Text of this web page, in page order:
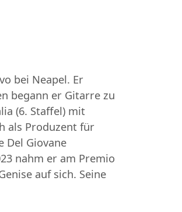
bei Neapel. Er
begann er Gitarre zu
(6. Staffel) mit
als Produzent für
Del Giovane
nahm er am Premio
auf sich. Seine